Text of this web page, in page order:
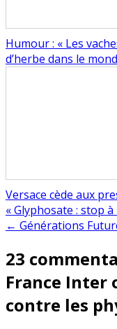
Humour : « Les
d’herbe dans le
Versace cède aux
Navigation
de
l’article
« Glyphosate : stop
← Générations
23
France Inter
contre les